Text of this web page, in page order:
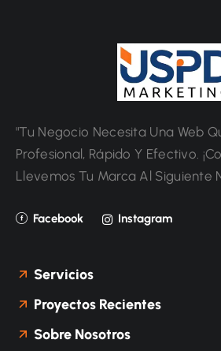
"Tu Negocio Necesita Una Web
Profesional, Rápido Y Efectivo.
Llevemos Tu Marca Al Siguiente
Facebook Instagram
Servicios
Proyectos Recientes
Sobre Nosotros